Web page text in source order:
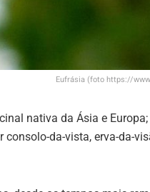
Eufrásia (foto https://
nativa da Ásia e
da-vista, erva-da-